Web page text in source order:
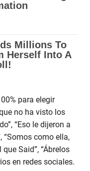
para elegir
no ha visto los
“Eso le dijeron a
“Somos como ella,
Said”, “Ábrelos
en redes sociales.